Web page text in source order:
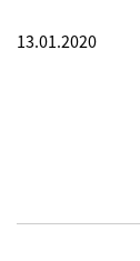
13.01.2020